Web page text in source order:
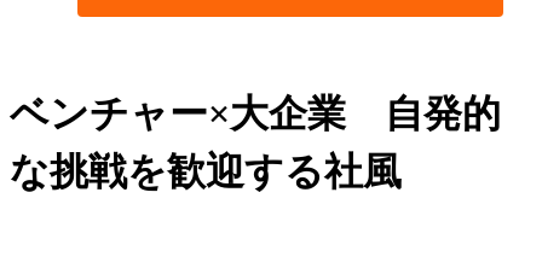
ベンチャー×大企業 自発的
な挑戦を歓迎する社風